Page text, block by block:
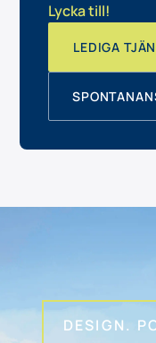
Lycka till!
LEDIGA
DESIGN.